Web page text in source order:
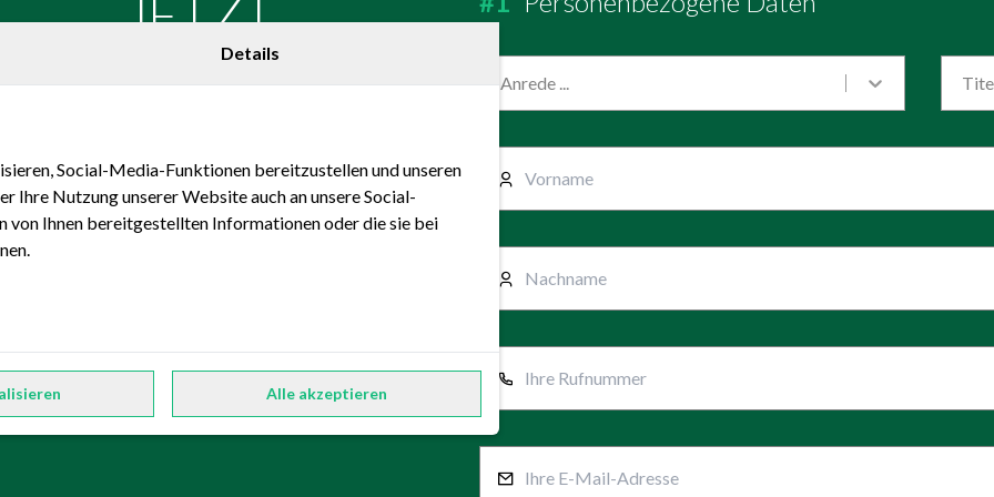
Details
Social-Media-Funktionen bereitzustellen und unseren
Ihre Nutzung unserer Website auch an unsere Social-
von Ihnen bereitgestellten Informationen oder die sie bei
Alle akzeptieren
JETZT
BEWERBEN
Anrede ...